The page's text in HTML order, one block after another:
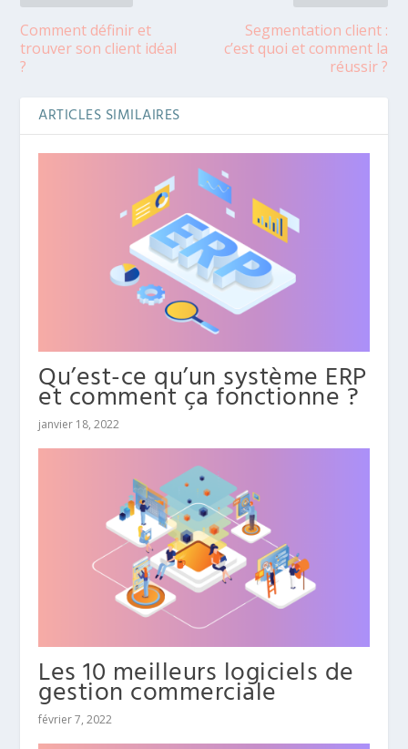
Comment définir et
trouver son client idéal
?
Segmentation client :
c’est quoi et comment la
réussir ?
ARTICLES SIMILAIRES
Qu’est-ce qu’un système ERP
et comment ça fonctionne ?
janvier 18, 2022
Les 10 meilleurs logiciels de
gestion commerciale
février 7, 2022